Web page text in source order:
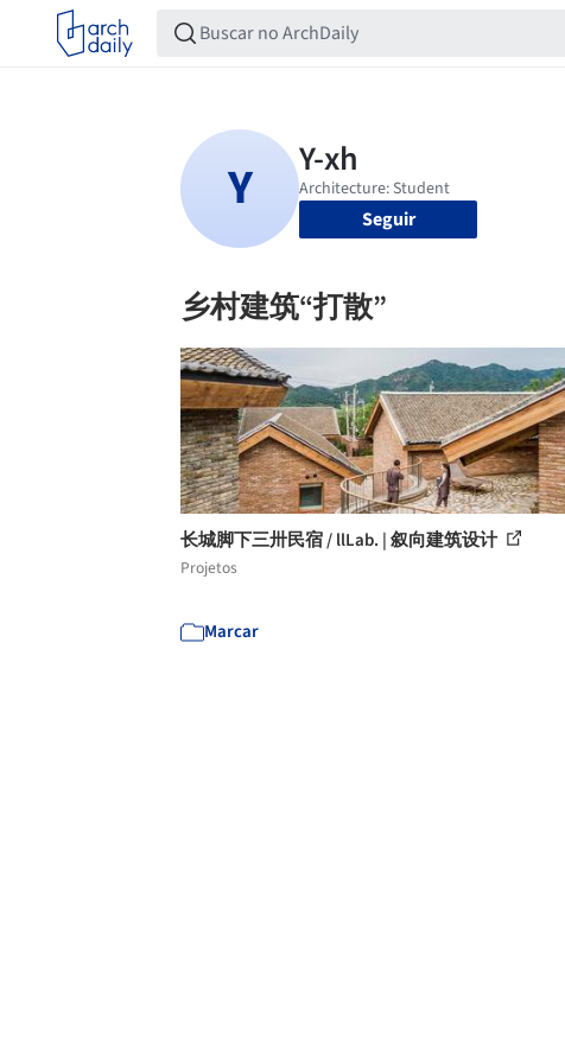
Seguir
乡村建筑“打散”
长城脚下三卅民宿 / llLab. | 叙向建筑设计
Projetos
Marcar